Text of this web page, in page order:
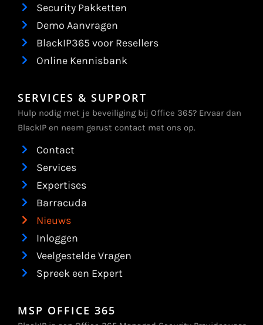
Security Pakketten
Demo Aanvragen
BlackIP365 voor Resellers
Online Kennisbank
SERVICES & SUPPORT
Hulp nodig met je beveiliging bij Office 365? Ervaar dan
BlackIP en neem gerust contact met ons op.
Contact
Services
Expertises
Barracuda
Nieuws
Inloggen
Veelgestelde Vragen
Spreek een Expert
MSP OFFICE 365